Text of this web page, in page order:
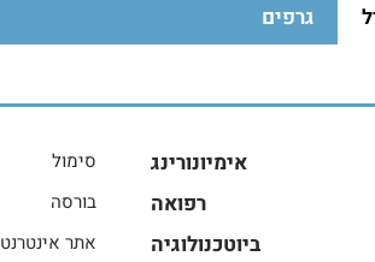
גרפים
אימיונורינג
רפואה
ביוטכנולוגיה
סימול
בורסה
אתר אינטרנט